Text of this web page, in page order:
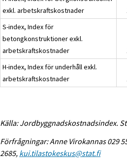
exkl. arbetskraftskostnader
S-index, Index för
betongkonstruktioner exkl.
arbetskraftskostnader
H-index, Index för underhåll exkl.
arbetskraftskostnader
Källa: Jordbyggnadskostnadsindex.
Förfrågningar: Anne Virokannas 029
2685, kui.tilastokeskus@stat.fi